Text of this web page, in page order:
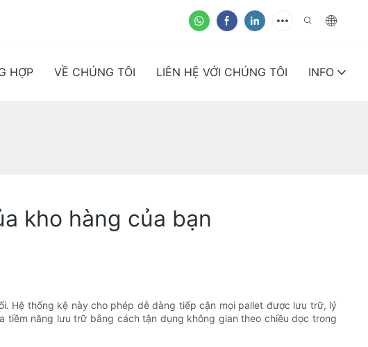
HỢP VỀ CHÚNG TÔI LIÊN HỆ VỚI CHÚNG TÔI INFO
kho hàng của bạn
Hệ thống kệ này cho phép dễ dàng tiếp cận mọi pallet được lưu trữ, lý
năng lưu trữ bằng cách tận dụng không gian theo chiều dọc trong